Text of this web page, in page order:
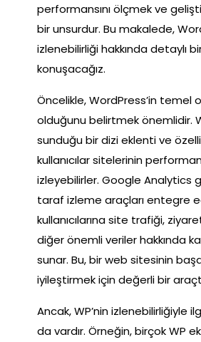
performansını ölçmek ve
bir unsurdur. Bu makalede,
izlenebilirliği hakkında detaylı
konuşacağız.
Öncelikle, WordPress’in temel
olduğunu belirtmek önemlidir.
sunduğu bir dizi eklenti ve
kullanıcılar sitelerinin
izleyebilirler. Google Analytics
taraf izleme araçları entegre
kullanıcılarına site trafiği,
diğer önemli veriler hakkında
sunar. Bu, bir web sitesinin
iyileştirmek için değerli bir
Ancak, WP’nin izlenebilirliğiyle
da vardır. Örneğin, birçok WP